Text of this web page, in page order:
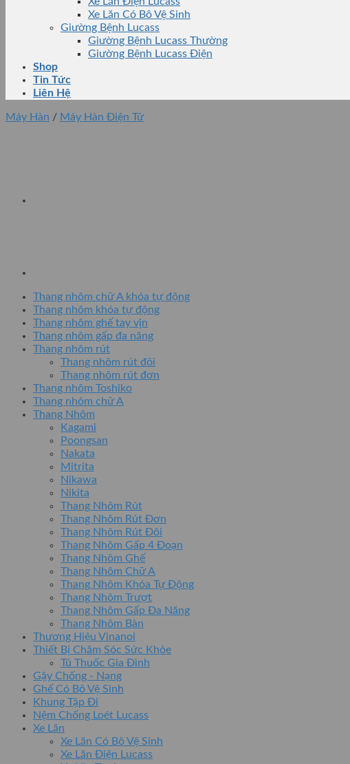
Xe Lăn Có Bô Vệ Sinh
Giường Bệnh Lucass
Giường Bệnh Lucass Thường
Giường Bệnh Lucass Điện
Shop
Tin Tức
Liên Hệ
Máy Hàn / Máy Hàn Điện Tử
Thang nhôm chữ A khóa tự động
Thang nhôm khóa tự động
Thang nhôm ghế tay vịn
Thang nhôm gấp đa năng
Thang nhôm rút
Thang nhôm rút đôi
Thang nhôm rút đơn
Thang nhôm Toshiko
Thang nhôm chữ A
Thang Nhôm
Kagami
Poongsan
Nakata
Mitrita
Nikawa
Nikita
Thang Nhôm Rút
Thang Nhôm Rút Đơn
Thang Nhôm Rút Đôi
Thang Nhôm Gấp 4 Đoạn
Thang Nhôm Ghế
Thang Nhôm Chữ A
Thang Nhôm Khóa Tự Động
Thang Nhôm Trượt
Thang Nhôm Gấp Đa Năng
Thang Nhôm Bàn
Thương Hiệu Vinanoi
Thiết Bị Chăm Sóc Sức Khỏe
Tủ Thuốc Gia Đình
Gậy Chống - Nạng
Ghế Có Bô Vệ Sinh
Khung Tập Đi
Nệm Chống Loét Lucass
Xe Lăn
Xe Lăn Có Bô Vệ Sinh
Xe Lăn Điện Lucass